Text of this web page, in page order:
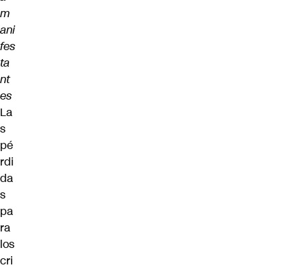
m
ani
fes
ta
nt
es
La
s
pé
rdi
da
s
pa
ra
los
cri